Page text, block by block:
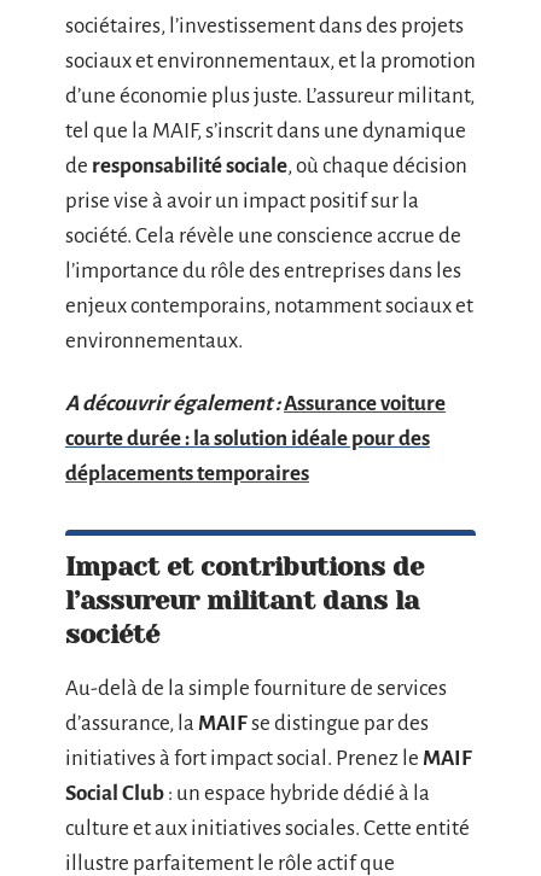
sociétaires, l’investissement dans des projets
sociaux et environnementaux, et la promotion
d’une économie plus juste. L’assureur militant,
tel que la MAIF, s’inscrit dans une dynamique
de responsabilité sociale, où chaque décision
prise vise à avoir un impact positif sur la
société. Cela révèle une conscience accrue de
l’importance du rôle des entreprises dans les
enjeux contemporains, notamment sociaux et
environnementaux.
A découvrir également :Assurance voiture
courte durée : la solution idéale pour des
déplacements temporaires
Impact et contributions de
l’assureur militant dans la
société
Au-delà de la simple fourniture de services
d’assurance, la MAIFse distingue par des
initiatives à fort impact social. Prenez le MAIF
Social Club : un espace hybride dédié à la
culture et aux initiatives sociales. Cette entité
illustre parfaitement le rôle actif que